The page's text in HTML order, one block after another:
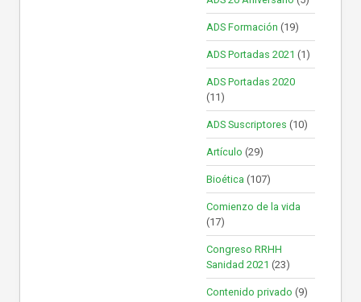
ADS Formación (19)
ADS Portadas 2021 (1)
ADS Portadas 2020
(11)
ADS Suscriptores (10)
Artículo (29)
Bioética (107)
Comienzo de la vida
(17)
Congreso RRHH
Sanidad 2021 (23)
Contenido privado (9)